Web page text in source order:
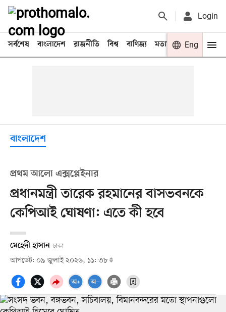
Login
সর্বশেষ বাংলাদেশ রাজনীতি বিশ্ব বাণিজ্য মতামত খেলা
Eng
বাংলাদেশ
প্রথম আলো এক্সপ্লেইনার
প্রধানমন্ত্রী তারেক রহমানের বাসভবনকে
কেপিআই ঘোষণা: এতে কী হবে
মেহেদী হাসান ঢাকা
আপডেট: ০৯ জুলাই ২০২৬, ১১: ৩৮